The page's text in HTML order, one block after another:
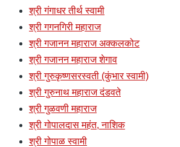
श्री गंगाधर तीर्थ स्वामी
श्री गगनगिरी महाराज
श्री गजानन महाराज अक्कलकोट
श्री गजानन महाराज शेगाव
श्री गुरुकृष्णसरस्वती (कुंभार स्वामी)
श्री गुरुनाथ महाराज दंडवते
श्री गुळवणी महाराज
श्री गोपालदास महंत, नाशिक
श्री गोपाळ स्वामी